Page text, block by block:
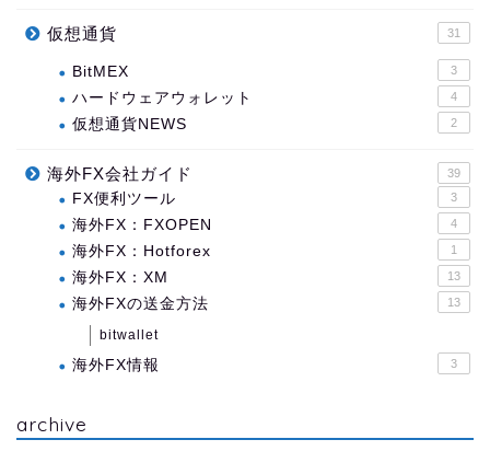
仮想通貨 31
BitMEX 3
ハードウェアウォレット 4
仮想通貨NEWS 2
海外FX会社ガイド 39
FX便利ツール 3
海外FX：FXOPEN 4
海外FX：Hotforex 1
海外FX：XM 13
海外FXの送金方法 13
bitwallet
海外FX情報 3
archive